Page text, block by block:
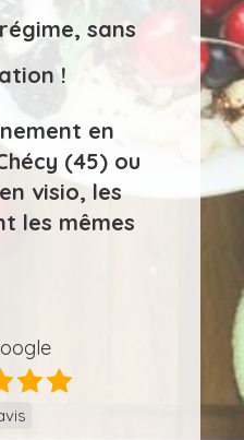
sans
!
en
(45) ou
en visio, les
les mêmes